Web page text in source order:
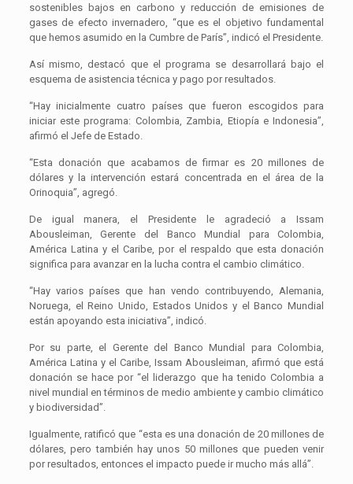
sostenibles bajos en carbono y reducción de emisiones de
gases de efecto invernadero, “que es el objetivo fundamental
que hemos asumido en la Cumbre de París”, indicó el Presidente.
Así mismo, destacó que el programa se desarrollará bajo el
esquema de asistencia técnica y pago por resultados.
“Hay inicialmente cuatro países que fueron escogidos para
iniciar este programa: Colombia, Zambia, Etiopía e Indonesia”,
afirmó el Jefe de Estado.
“Esta donación que acabamos de firmar es 20 millones de
dólares y la intervención estará concentrada en el área de la
Orinoquia”, agregó.
De igual manera, el Presidente le agradeció a Issam
Abousleiman, Gerente del Banco Mundial para Colombia,
América Latina y el Caribe, por el respaldo que esta donación
significa para avanzar en la lucha contra el cambio climático.
“Hay varios países que han vendo contribuyendo, Alemania,
Noruega, el Reino Unido, Estados Unidos y el Banco Mundial
están apoyando esta iniciativa”, indicó.
Por su parte, el Gerente del Banco Mundial para Colombia,
América Latina y el Caribe, Issam Abousleiman, afirmó que está
donación se hace por “el liderazgo que ha tenido Colombia a
nivel mundial en términos de medio ambiente y cambio climático
y biodiversidad”.
Igualmente, ratificó que “esta es una donación de 20 millones de
dólares, pero también hay unos 50 millones que pueden venir
por resultados, entonces el impacto puede ir mucho más allá”.